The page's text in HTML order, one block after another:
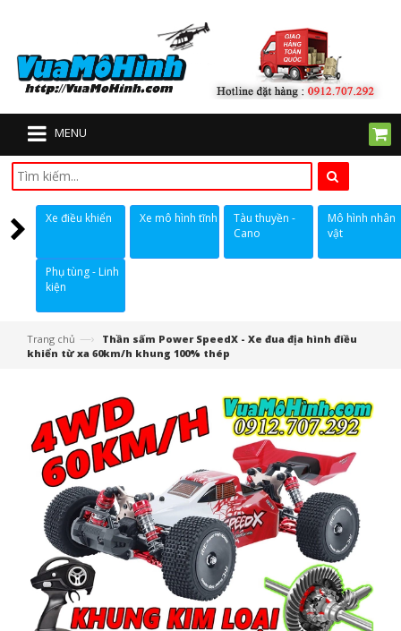
MENU
Xe điều khiển Xe mô hình tĩnh
Tàu thuyền -
Cano
Mô hình nhân
vật
Phụ tùng - Linh
kiện
Trang chủ —›
Thần sấm Power SpeedX - Xe đua địa hình điều
khiển từ xa 60km/h khung 100% thép